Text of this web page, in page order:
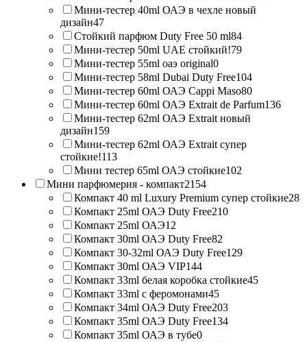
Мини-тестер 40ml ОАЭ в чехле новый
дизайн47
Стойкий парфюм Duty Free 50 ml84
Мини-тестер 50ml UAE стойкий!79
Мини-тестер 55ml оаэ original0
Мини-тестер 58ml Dubai Duty Free104
Мини-тестер 60ml ОАЭ Cappi Maso80
Мини-тестер 60ml ОАЭ Extrait de Parfum136
Мини-тестер 62ml ОАЭ Extrait новый
дизайн159
Мини-тестер 62ml ОАЭ Extrait супер
стойкие!113
Мини тестер 65ml ОАЭ стойкие102
Мини парфюмерия - компакт2154
Компакт 40 ml Luxury Premium супер стойкие28
Компакт 25ml ОАЭ Duty Free210
Компакт 25ml ОАЭ12
Компакт 30ml ОАЭ Duty Free82
Компакт 30-32ml ОАЭ Duty Free129
Компакт 30ml ОАЭ VIP144
Компакт 33ml белая коробка стойкие45
Компакт 33ml с феромонами45
Компакт 34ml ОАЭ Duty Free203
Компакт 35ml ОАЭ Duty Free134
Компакт 35ml ОАЭ в тубе0